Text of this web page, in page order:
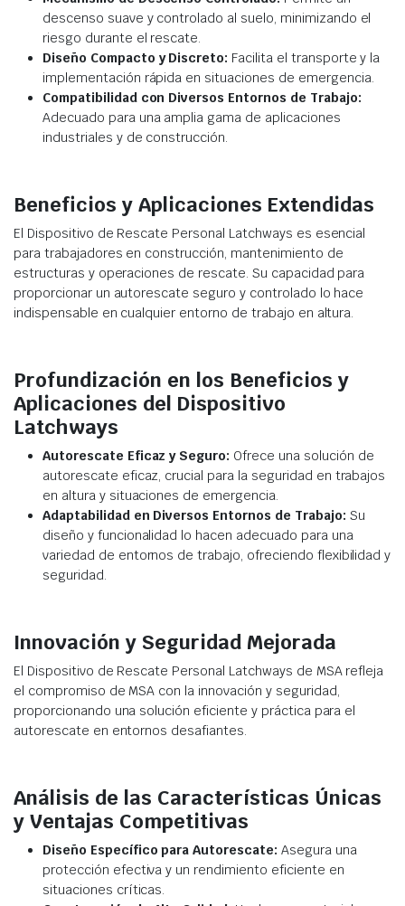
descenso suave y controlado al suelo, minimizando el
riesgo durante el rescate.
Diseño Compacto y Discreto: Facilita el transporte y la
implementación rápida en situaciones de emergencia.
Compatibilidad con Diversos Entornos de Trabajo:
Adecuado para una amplia gama de aplicaciones
industriales y de construcción.
Beneficios y Aplicaciones Extendidas
El Dispositivo de Rescate Personal Latchways es esencial
para trabajadores en construcción, mantenimiento de
estructuras y operaciones de rescate. Su capacidad para
proporcionar un autorescate seguro y controlado lo hace
indispensable en cualquier entorno de trabajo en altura.
Profundización en los Beneficios y
Aplicaciones del Dispositivo
Latchways
Autorescate Eficaz y Seguro: Ofrece una solución de
autorescate eficaz, crucial para la seguridad en trabajos
en altura y situaciones de emergencia.
Adaptabilidad en Diversos Entornos de Trabajo: Su
diseño y funcionalidad lo hacen adecuado para una
variedad de entornos de trabajo, ofreciendo flexibilidad y
seguridad.
Innovación y Seguridad Mejorada
El Dispositivo de Rescate Personal Latchways de MSA refleja
el compromiso de MSA con la innovación y seguridad,
proporcionando una solución eficiente y práctica para el
autorescate en entornos desafiantes.
Análisis de las Características Únicas
y Ventajas Competitivas
Diseño Específico para Autorescate: Asegura una
protección efectiva y un rendimiento eficiente en
situaciones críticas.